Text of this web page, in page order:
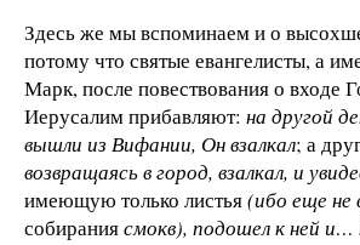
Здесь же мы вспоминаем и о
потому что святые евангелисты, а
Марк, после повествования о входе
Иерусалим прибавляют: на другой
вышли из Вифании, Он взалкал; а
возвращаясь в город, взалкал, и
имеющую только листья(ибо еще не
собираниясмокв), подошел к ней и…